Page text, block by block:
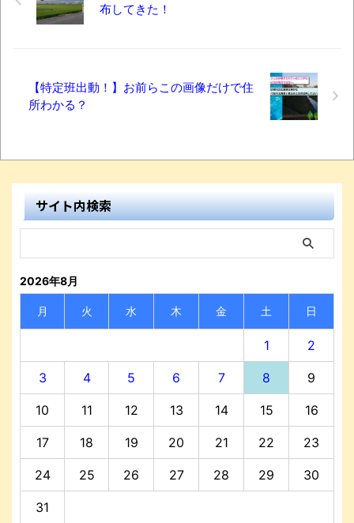
布してきた！
【特定班出動！】お前らこの画像だけで住
所わかる？
サイト内検索
2026年8月
月 火 水 木 金 土 日
1 2
3 4 5 6 7 8 9
10 11 12 13 14 15 16
17 18 19 20 21 22 23
24 25 26 27 28 29 30
31